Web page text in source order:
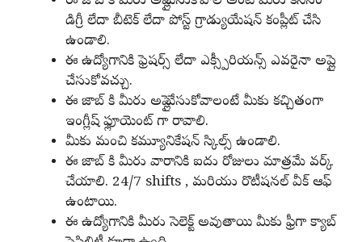
డిగ్రీ లేదా బీటెక్ లేదా పోస్ట్ గ్రాడ్యుయేషన్ కంప్లీట్ చేసి
ఉండాలి.
ఈ ఉద్యోగానికి ఫ్రెషర్స్ లేదా ఎక్స్పీరియన్స్ ఎవరైనా అప్లై
చేసుకోవచ్చు.
ఈ జాబ్ కి మీరు అప్లై చేసుకోవాలంటే మీకు కచ్చితంగా
ఇంగ్లీష్ ఫ్లూయెంట్ గా రావాలి.
మీకు మంచి కమ్యూనికేషన్ స్కిల్స్ ఉండాలి.
ఈ జాబ్ కి మీరు వారానికి ఐదు రోజులు మాత్రమే వర్క్
చేయాలి. 24/7 shifts , మరియు రొటీషనల్ వీక్ ఆఫ్
ఉంటాయి.
ఈ ఉద్యోగానికి మీరు సెలెక్ట్ అవుతాయి మీకు ఫ్రీగా క్యాబ్